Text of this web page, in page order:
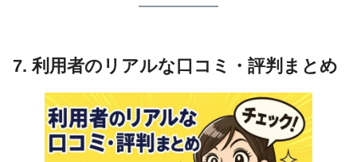
7. 利用者のリアルな口コミ・評判まとめ